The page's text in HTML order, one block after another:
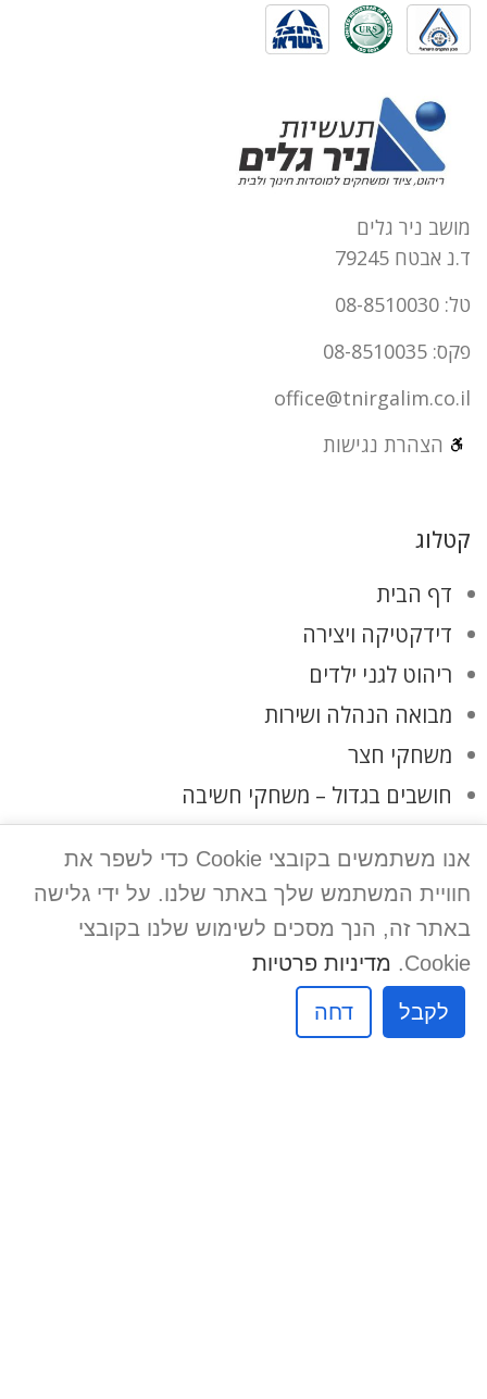
מושב ניר גלים
ד.נ אבטח 79245
טל: 08-8510030
פקס: 08-8510035
office@tnirgalim.co.il
הצהרת נגישות
קטלוג
דף הבית
דידקטיקה ויצירה
ריהוט לגני ילדים
מבואה הנהלה ושירות
משחקי חצר
חושבים בגדול – משחקי חשיבה
משחקים וצעצועים
מתקני חצר
החשבון שלי
קטלוג
אנו משתמשים בקובצי Cookie כדי לשפר את
חוויית המשתמש שלך באתר שלנו. על ידי גלישה
באתר זה, הנך מסכים לשימוש שלנו בקובצי
Cookie.
מדיניות פרטיות
לקבל דחה